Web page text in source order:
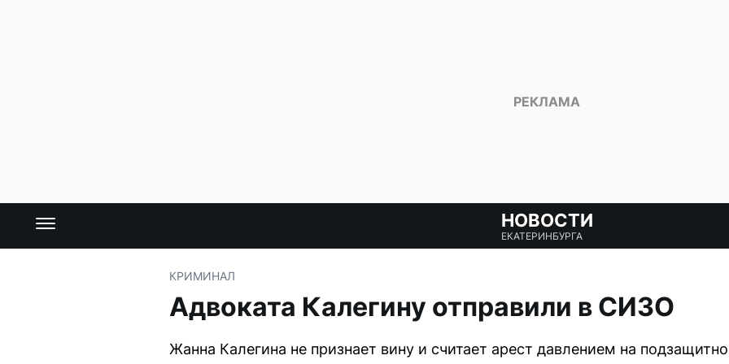
НОВОСТИ
ЕКАТЕРИНБУРГА
КРИМИНАЛ
Адвоката Калегину отправили в СИЗО
Жанна Калегина не признает вину и считает арест давлением на